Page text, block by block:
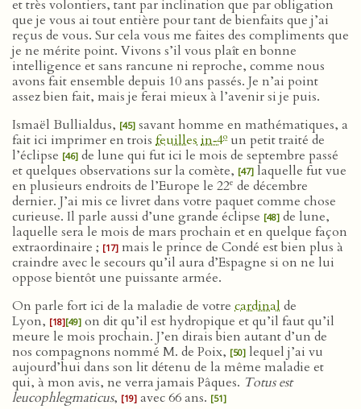
et très volontiers, tant par inclination que par obligation
que je vous ai tout entière pour tant de bienfaits que j’ai
reçus de vous. Sur cela vous me faites des compliments que
je ne mérite point. Vivons s’il vous plaît en bonne
intelligence et sans rancune ni reproche, comme nous
avons fait ensemble depuis 10 ans passés. Je n’ai point
assez bien fait, mais je ferai mieux à l’avenir si je puis.
Ismaël Bullialdus, [45] savant homme en mathématiques, a
fait ici imprimer en trois feuillesin‑4o un petit traité de
l’éclipse [46] de lune qui fut ici le mois de septembre passé
et quelques observations sur la comète, [47] laquelle fut vue
en plusieurs endroits de l’Europe le 22e de décembre
dernier. J’ai mis ce livret dans votre paquet comme chose
curieuse. Il parle aussi d’une grande éclipse [48] de lune,
laquelle sera le mois de mars prochain et en quelque façon
extraordinaire ; [17] mais le prince de Condé est bien plus à
craindre avec le secours qu’il aura d’Espagne si on ne lui
oppose bientôt une puissante armée.
On parle fort ici de la maladie de votre cardinal de
Lyon, [18][49] on dit qu’il est hydropique et qu’il faut qu’il
meure le mois prochain. J’en dirais bien autant d’un de
nos compagnons nommé M. de Poix, [50] lequel j’ai vu
aujourd’hui dans son lit détenu de la même maladie et
qui, à mon avis, ne verra jamais Pâques. Totus est
leucophlegmaticus, [19] avec 66 ans. [51]